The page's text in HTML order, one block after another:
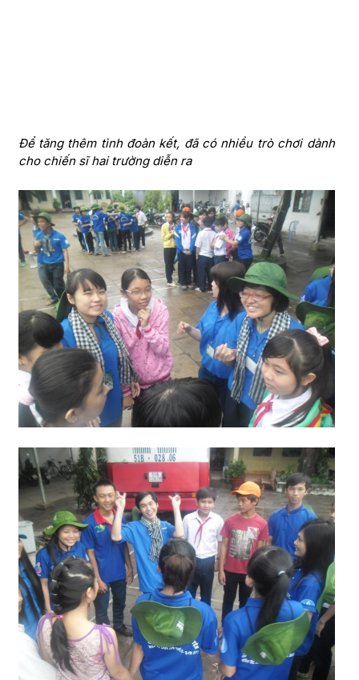
Để tăng thêm tình đoàn kết, đã có nhiều trò chơi dành
cho chiến sĩ hai trường diễn ra